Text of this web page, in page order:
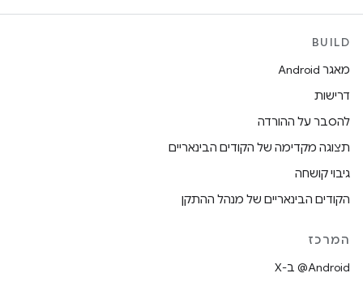
BUILD
מאגר Android
דרישות
להסבר על ההורדה
תצוגה מקדימה של הקודים הבינאריים
גיבוי קושחה
הקודים הבינאריים של מנהל ההתקן
המרכז
‫‎@Android ב-X